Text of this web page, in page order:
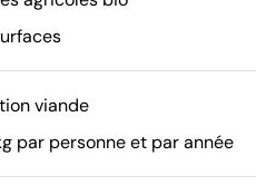
viande
par personne et par année